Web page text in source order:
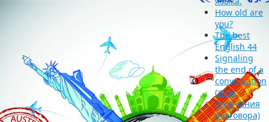
How old are
you?
The best
English 44
Signaling
the end of a
conversation
(знак
окончания
разговора)